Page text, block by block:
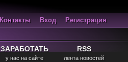
Контакты Вход
Регистрация
ЗАРАБОТАТЬ
у нас на сайте
RSS
лента новостей